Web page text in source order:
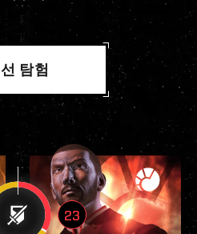
탐험
23